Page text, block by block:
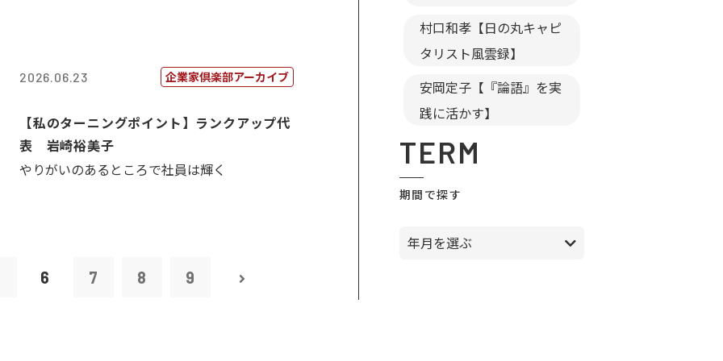
2026.06.23 企業家倶楽部アーカイブ
【私のターニングポイント】ランクアップ代
表 岩崎裕美子
やりがいのあるところで社員は輝く
6 7 8 9
村口和孝【日の丸キャピ
タリスト風雲録】
安岡定子【『論語』を実
践に活かす】
TERM
期間で探す
年月を選ぶ